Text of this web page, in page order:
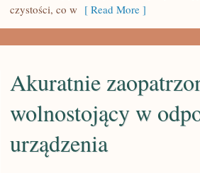
czystości, co w [ Read More ]
Akuratnie
wolnostojący w
urządzenia